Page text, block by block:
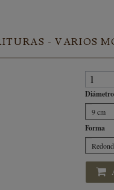
- VARIOS
Diámetro
9 cm
Forma